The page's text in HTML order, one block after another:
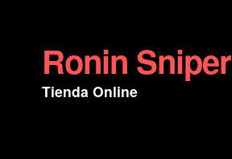
Ir
a
la
Ir
al
contenido
Ronin Sniper
Tienda Online